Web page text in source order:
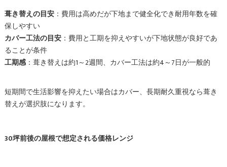
葺き替えの目安：費用は高めだが下地まで健全化でき耐用年数を確
保しやすい
カバー工法の目安：費用と工期を抑えやすいが下地状態が良好であ
ることが条件
工期感：葺き替えは約1～2週間、カバー工法は約4～7日が一般的
短期間で生活影響を抑えたい場合はカバー、長期耐久重視なら葺き
替えが選択肢になります。
30坪前後の屋根で想定される価格レンジ